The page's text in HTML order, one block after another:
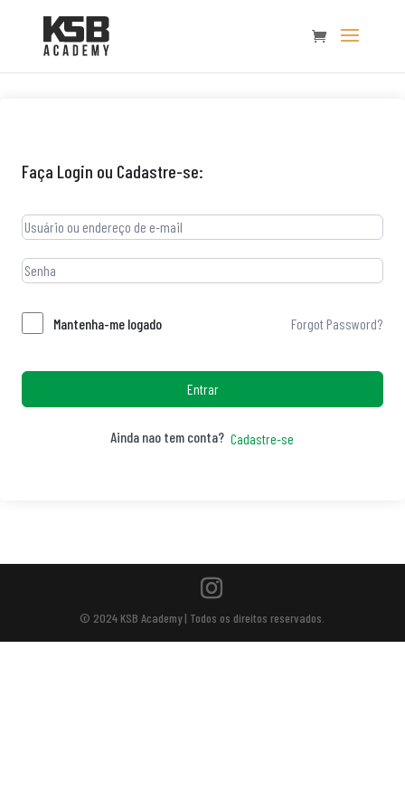
Faça Login ou Cadastre-se:
Mantenha-me logado Forgot Password?
Entrar
Ainda nao tem conta? Cadastre-se
© 2024 KSB Academy | Todos os direitos reservados.